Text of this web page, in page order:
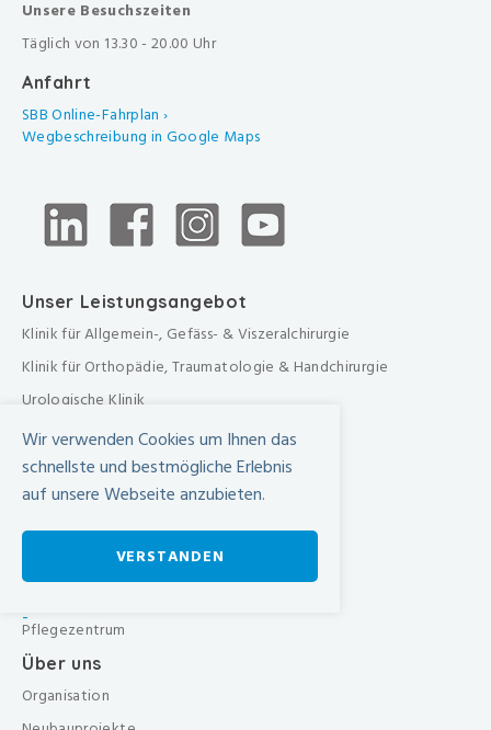
Unsere Besuchszeiten
Täglich von 13.30 - 20.00 Uhr
Anfahrt
SBB Online-Fahrplan ›
Wegbeschreibung in Google Maps
Unser Leistungsangebot
Klinik für Allgemein-, Gefäss- & Viszeralchirurgie
Klinik für Orthopädie, Traumatologie & Handchirurgie
Urologische Klinik
Medizinische Klinik
Frauenklinik
Übergreifende medizinische Bereiche
Übergreifende Bereiche
Beratungen & Dienste
Pflegezentrum
Über uns
Organisation
Wir verwenden Cookies um Ihnen das
schnellste und bestmögliche Erlebnis
auf unsere Webseite anzubieten.
VERSTANDEN
-